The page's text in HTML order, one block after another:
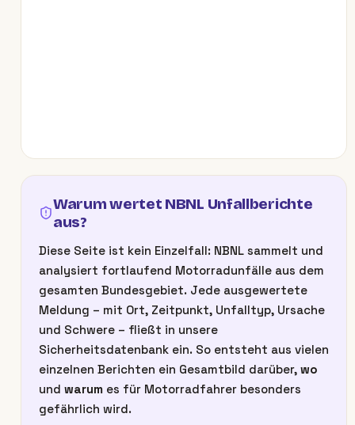
Warum wertet NBNL Unfallberichte
aus?
Diese Seite ist kein Einzelfall: NBNL sammelt und
analysiert fortlaufend Motorradunfälle aus dem
gesamten Bundesgebiet. Jede ausgewertete
Meldung – mit Ort, Zeitpunkt, Unfalltyp, Ursache
und Schwere – fließt in unsere
Sicherheitsdatenbank ein. So entsteht aus vielen
einzelnen Berichten ein Gesamtbild darüber, wo
und warum es für Motorradfahrer besonders
gefährlich wird.